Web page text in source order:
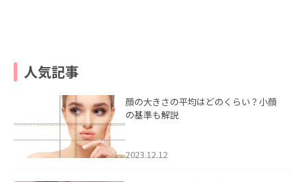
人気記事
顔の大きさの平均はどのくらい？小顔
の基準も解説
2023.12.12